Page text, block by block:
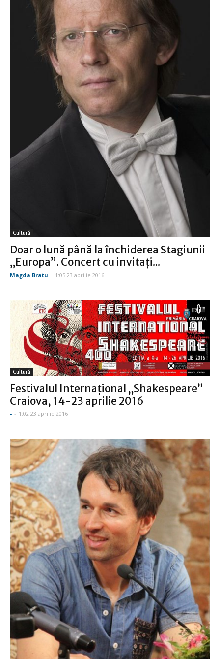
Cultură
Doar o lună până la închiderea Stagiunii
„Europa”. Concert cu invitaţi...
Magda Bratu - 1:05 23 aprilie 2016
Cultură
Festivalul Internaţional „Shakespeare”
Craiova, 14-23 aprilie 2016
- - 1:02 23 aprilie 2016